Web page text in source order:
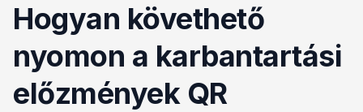
Hogyan követhető
nyomon a karbantartási
előzmények QR